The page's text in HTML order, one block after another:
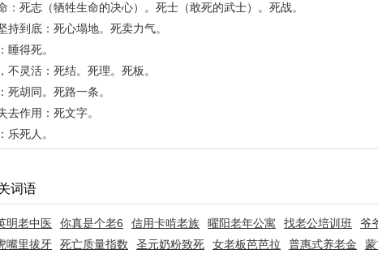
：死志（牺牲生命的决心）。死士（敢死的武士）。死战。
持到底：死心塌地。死卖力气。
睡得死。
不灵活：死结。死理。死板。
死胡同。死路一条。
去作用：死文字。
乐死人。
词语
明老中医 你真是个老6 信用卡啃老族 曜阳老年公寓 找老公培训班 爷
嘴里拔牙 死亡质量指数 圣元奶粉致死 女老板芭芭拉 普惠式养老金